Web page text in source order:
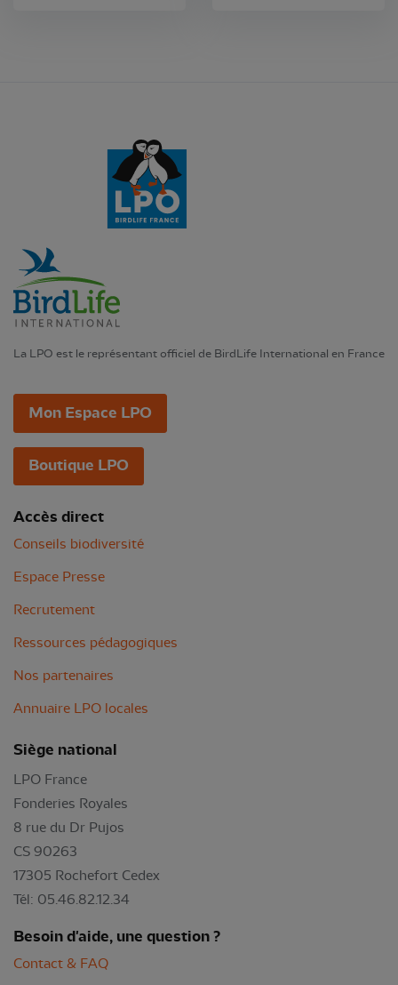
La LPO est le représentant officiel de BirdLife International en France
Mon Espace LPO
Boutique LPO
Accès direct
Conseils biodiversité
Espace Presse
Recrutement
Ressources pédagogiques
Nos partenaires
Annuaire LPO locales
Siège national
LPO France
Fonderies Royales
8 rue du Dr Pujos
CS 90263
17305 Rochefort Cedex
Tél: 05.46.82.12.34
Besoin d'aide, une question ?
Contact & FAQ